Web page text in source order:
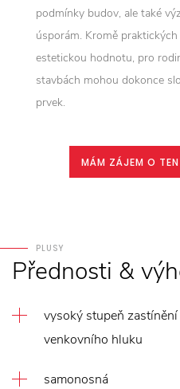
podmínky budov, ale také
úsporám. Kromě
estetickou hodnotu, pro
stavbách mohou dokonce
prvek.
MÁM ZÁJEM O
PLUSY
Přednosti &
vysoký stupeň
venkovního hluku
samonosná